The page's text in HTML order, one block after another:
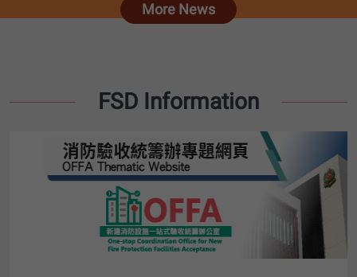
More News
FSD Information